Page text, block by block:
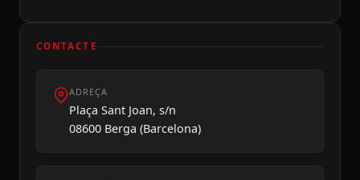
Dilluns 10
CONTACTE
ADREÇA
Plaça Sant Joan, s/n
08600 Berga (Barcelona)